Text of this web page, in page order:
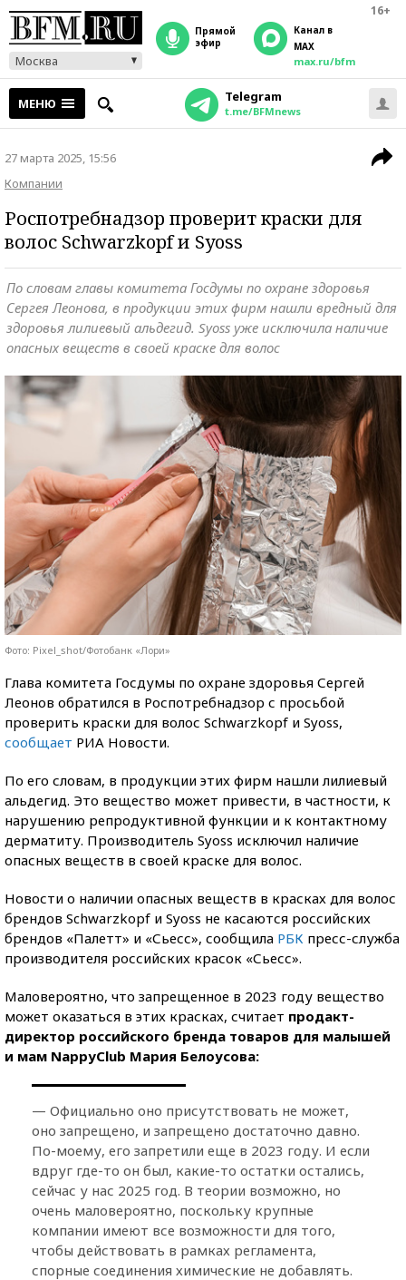
16+
Москва
прямой
эфир
Канал в
MAX
max.ru/bfm
МЕНЮ Telegram
t.me/BFMnews
27 марта 2025, 15:56
Компании
Роспотребнадзор проверит краски для
волос Schwarzkopf и Syoss
По словам главы комитета Госдумы по охране здоровья
Сергея Леонова, в продукции этих фирм нашли вредный для
здоровья лилиевый альдегид. Syoss уже исключила наличие
опасных веществ в своей краске для волос
Фото: Pixel_shot/Фотобанк «Лори»
Глава комитета Госдумы по охране здоровья Сергей
Леонов обратился в Роспотребнадзор с просьбой
проверить краски для волос Schwarzkopf и Syoss,
сообщает РИА Новости.
По его словам, в продукции этих фирм нашли лилиевый
альдегид. Это вещество может привести, в частности, к
нарушению репродуктивной функции и к контактному
дерматиту. Производитель Syoss исключил наличие
опасных веществ в своей краске для волос.
Новости о наличии опасных веществ в красках для волос
брендов Schwarzkopf и Syoss не касаются российских
брендов «Палетт» и «Сьесс», сообщила РБК пресс-служба
производителя российских красок «Сьесс».
Маловероятно, что запрещенное в 2023 году вещество
может оказаться в этих красках, считает продакт-
директор российского бренда товаров для малышей
и мам NappyClub Мария Белоусова:
— Официально оно присутствовать не может,
оно запрещено, и запрещено достаточно давно.
По-моему, его запретили еще в 2023 году. И если
вдруг где-то он был, какие-то остатки остались,
сейчас у нас 2025 год. В теории возможно, но
очень маловероятно, поскольку крупные
компании имеют все возможности для того,
чтобы действовать в рамках регламента,
спорные соединения химические не добавлять.